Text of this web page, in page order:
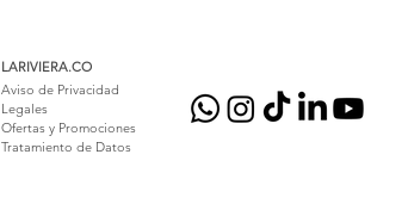
LARIVIERA.CO
Aviso de Privacidad
Legales
Ofertas y Promociones
Tratamiento de Datos